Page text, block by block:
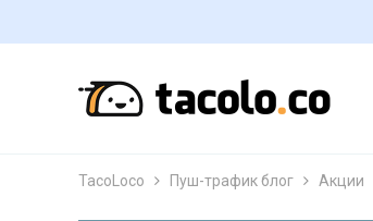
TacoLoco Пуш-трафик блог Акции